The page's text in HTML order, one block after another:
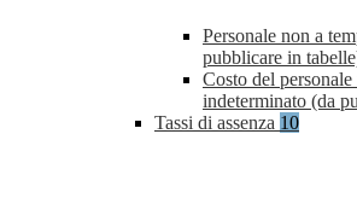
Personale non a
pubblicare in
Costo del
indeterminato (da
Tassi di assenza 10